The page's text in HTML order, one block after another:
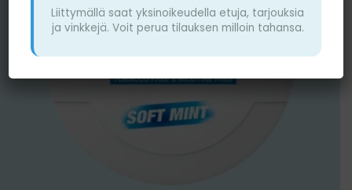
Liittymällä saat yksinoikeudella etuja, tarjouksia
ja vinkkejä. Voit perua tilauksen milloin tahansa.